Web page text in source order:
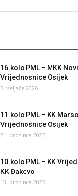
16.kolo PML – MKK
Vrijednosnice Osijek
5. veljače 2026.
11.kolo PML – KK
Vrijednosnice Osijek
21. prosinca 2025.
10.kolo PML – KK
KK Đakovo
13. prosinca 2025.